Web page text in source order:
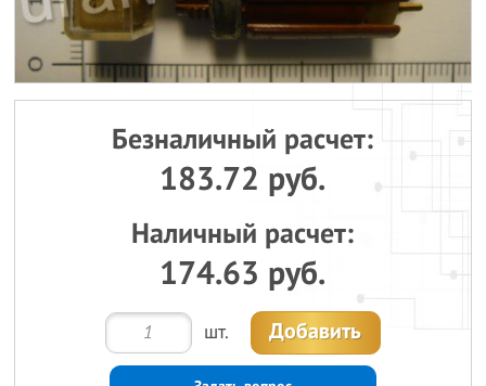
Безналичный расчет:
183.72 руб.
Наличный расчет:
174.63 руб.
шт. Добавить